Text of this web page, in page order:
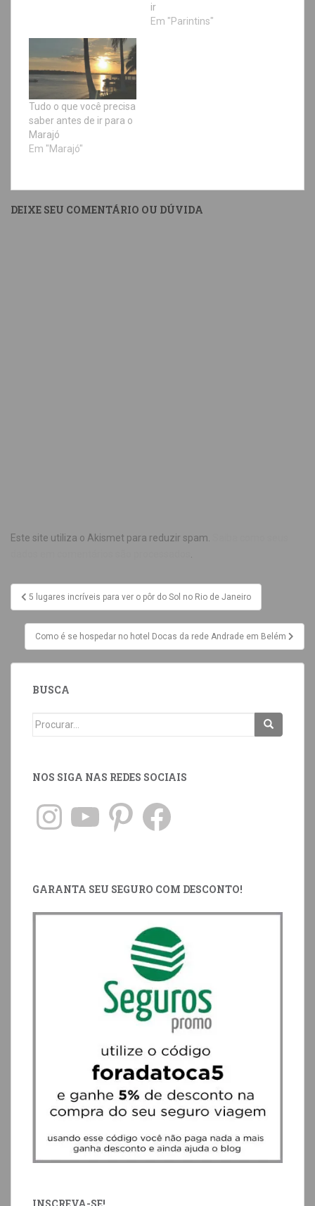
ir
Em "Parintins"
Tudo o que você precisa
saber antes de ir para o
Marajó
Em "Marajó"
DEIXE SEU COMENTÁRIO OU DÚVIDA
Este site utiliza o Akismet para reduzir spam.
.
5 lugares incríveis para ver o pôr do Sol no Rio de Janeiro
Como é se hospedar no hotel Docas da rede Andrade em Belém
BUSCA
NOS SIGA NAS REDES SOCIAIS
GARANTA SEU SEGURO COM DESCONTO!